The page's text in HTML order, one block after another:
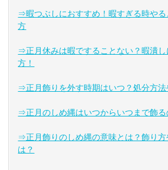
⇒暇つぶしにおすすめ！暇すぎる時やる
方
⇒正月休みは暇ですることない？暇潰し
方！
⇒正月飾りを外す時期はいつ？処分方法
⇒正月のしめ縄はいつからいつまで飾る
⇒正月飾りのしめ縄の意味とは？飾り
は？